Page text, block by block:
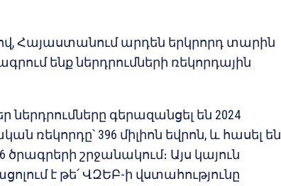
Հայաստանում արդեն երկրորդ տարին
ենք ներդրումների ռեկորդային
ներդրումները գերազանցել են 2024
ռեկորդը՝ 396 միլիոն եվրոն, և հասել են
26 ծրագրերի շրջանակում։ Այս կայուն
է թե՛ ՎԶԵԲ-ի վստահությունը